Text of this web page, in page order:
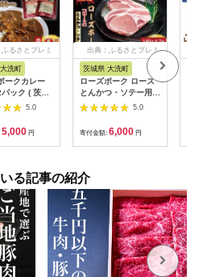
るさとプレミ
洗町
ークカレー
ック ( 茨城
礼品・茨城県
ンド豚 豚肉
ズポーク カ
ルト レトル
レトルトカ
5.0
5,000 円
出典：ふるさとプレミ
アム
茨城県 大洗町
ローズポーク ロース
とんかつ・ソテー用
約280g (140g×2枚) (
茨城県共通返礼品・茨
城県産 ) ブランド豚
茨城 国産 豚肉 冷凍
とんかつ ソテー
5.0
寄付金額: 6,000 円
る記事の紹介